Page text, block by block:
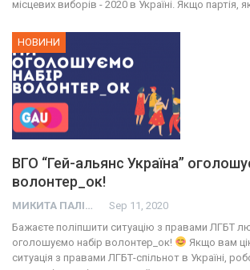
місцевих виборів - 2020 в Україні. Якщо партія,
НОВИНИ
ВГО “Гей-альянс Україна”
волонтер_ок!
МИКИТА ПАЛІЙ Sep 11, 2020
Бажаєте поліпшити ситуацію з правами ЛГБТ
оголошуємо набір волонтер_ок!
Якщо вам
ситуація з правами ЛГБТ-спільнот в Україні,